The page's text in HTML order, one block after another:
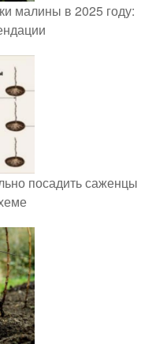
малины в 2025 году:
посадить саженцы